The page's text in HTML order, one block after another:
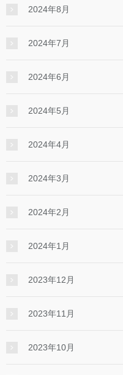
2024年8月
2024年7月
2024年6月
2024年5月
2024年4月
2024年3月
2024年2月
2024年1月
2023年12月
2023年11月
2023年10月